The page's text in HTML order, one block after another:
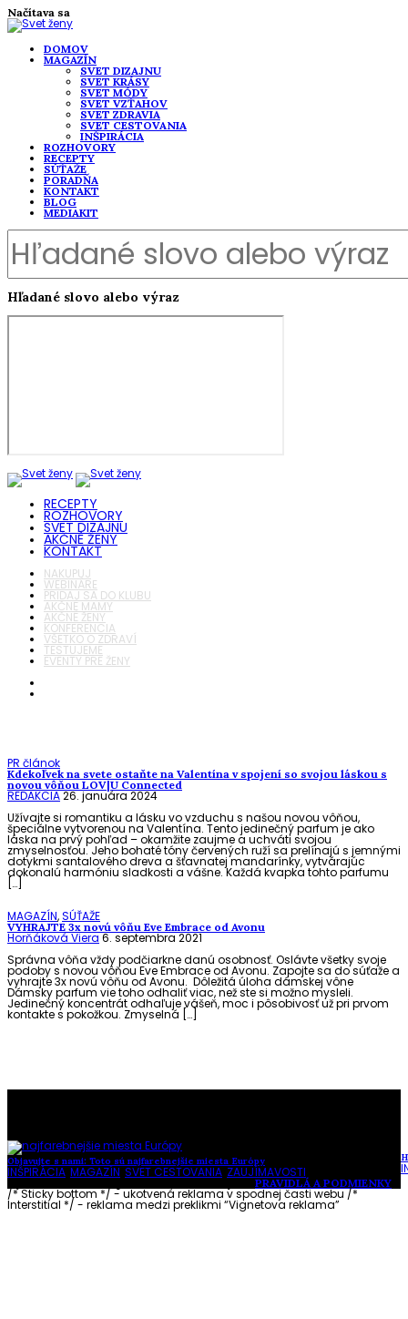
Načítava sa
DOMOV
MAGAZÍN
SVET DIZAJNU
SVET KRÁSY
SVET MÓDY
SVET VZŤAHOV
SVET ZDRAVIA
SVET CESTOVANIA
INŠPIRÁCIA
ROZHOVORY
RECEPTY
SÚŤAŽE
PORADŇA
KONTAKT
BLOG
MEDIAKIT
Hľadané slovo alebo výraz
RECEPTY
ROZHOVORY
SVET DIZAJNU
AKČNÉ ŽENY
KONTAKT
NAKUPUJ
WEBINÁRE
PRIDAJ SA DO KLUBU
AKČNÉ MAMY
AKČNÉ ŽENY
KONFERENCIA
VŠETKO O ZDRAVÍ
TESTUJEME
EVENTY PRE ŽENY
PR článok
Kdekoľvek na svete ostaňte na Valentína v spojení so svojou láskou s
novou vôňou LOV|U Connected
REDAKCIA26. januára 2024
Užívajte si romantiku a lásku vo vzduchu s našou novou vôňou,
špeciálne vytvorenou na Valentína. Tento jedinečný parfum je ako
láska na prvý pohľad – okamžite zaujme a uchváti svojou
zmyselnosťou. Jeho bohaté tóny červených ruží sa prelínajú s jemnými
dotykmi santalového dreva a šťavnatej mandarínky, vytvárajúc
dokonalú harmóniu sladkosti a vášne. Každá kvapka tohto parfumu
[…]
MAGAZÍN,SÚŤAŽE
VYHRAJTE 3x novú vôňu Eve Embrace od Avonu
Horňáková Viera6. septembra 2021
Správna vôňa vždy podčiarkne danú osobnosť. Oslávte všetky svoje
podoby s novou vôňou Eve Embrace od Avonu. Zapojte sa do súťaže a
vyhrajte 3x novú vôňu od Avonu. Dôležitá úloha dámskej vône
Dámsky parfum vie toho odhaliť viac, než ste si možno mysleli.
Jedinečný koncentrát odhaľuje vášeň, moc i pôsobivosť už pri prvom
kontakte s pokožkou. Zmyselná […]
Objavujte s nami: Toto sú najfarebnejšie miesta Európy
INŠPIRÁCIA MAGAZÍN SVET CESTOVANIA ZAUJÍMAVOSTI
PRAVIDLÁ A PODMIENKY
/* Sticky bottom */ - ukotvená reklama v spodnej časti webu/*
Interstitial */ - reklama medzi preklikmi “Vignetova reklama”